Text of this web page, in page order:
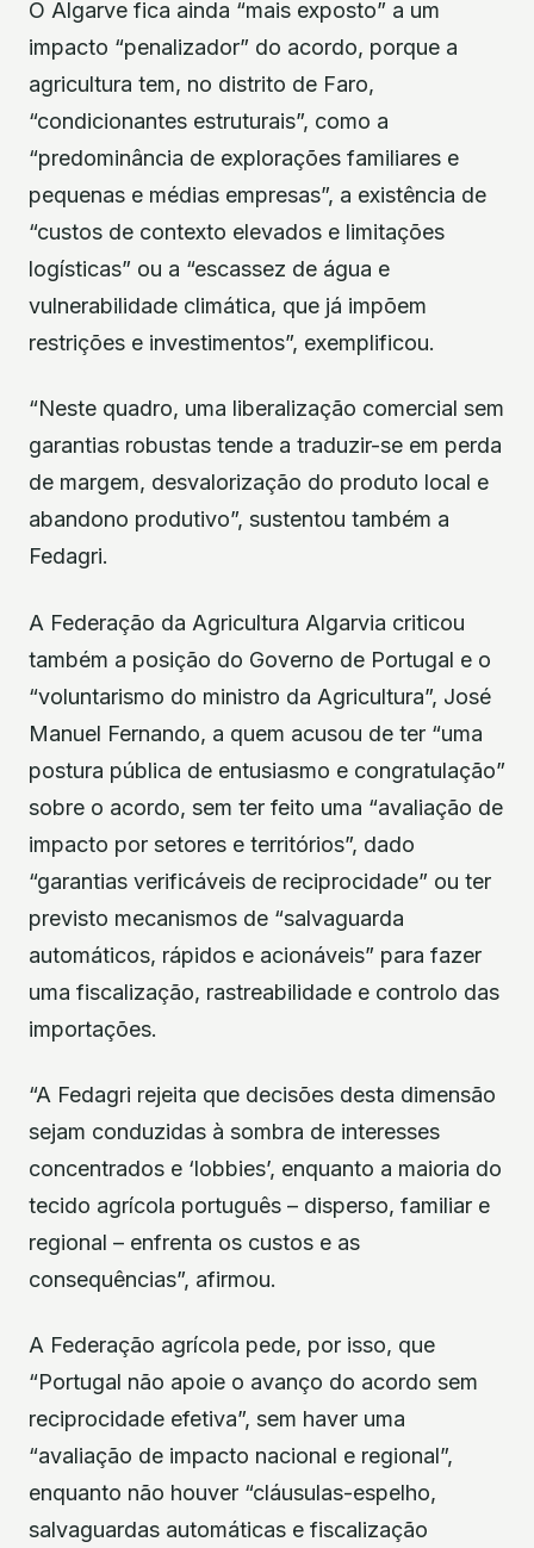
O Algarve fica ainda “mais exposto” a um
impacto “penalizador” do acordo, porque a
agricultura tem, no distrito de Faro,
“condicionantes estruturais”, como a
“predominância de explorações familiares e
pequenas e médias empresas”, a existência de
“custos de contexto elevados e limitações
logísticas” ou a “escassez de água e
vulnerabilidade climática, que já impõem
restrições e investimentos”, exemplificou.
“Neste quadro, uma liberalização comercial sem
garantias robustas tende a traduzir-se em perda
de margem, desvalorização do produto local e
abandono produtivo”, sustentou também a
Fedagri.
A Federação da Agricultura Algarvia criticou
também a posição do Governo de Portugal e o
“voluntarismo do ministro da Agricultura”, José
Manuel Fernando, a quem acusou de ter “uma
postura pública de entusiasmo e congratulação”
sobre o acordo, sem ter feito uma “avaliação de
impacto por setores e territórios”, dado
“garantias verificáveis de reciprocidade” ou ter
previsto mecanismos de “salvaguarda
automáticos, rápidos e acionáveis” para fazer
uma fiscalização, rastreabilidade e controlo das
importações.
“A Fedagri rejeita que decisões desta dimensão
sejam conduzidas à sombra de interesses
concentrados e ‘lobbies’, enquanto a maioria do
tecido agrícola português – disperso, familiar e
regional – enfrenta os custos e as
consequências”, afirmou.
A Federação agrícola pede, por isso, que
“Portugal não apoie o avanço do acordo sem
reciprocidade efetiva”, sem haver uma
“avaliação de impacto nacional e regional”,
enquanto não houver “cláusulas-espelho,
salvaguardas automáticas e fiscalização